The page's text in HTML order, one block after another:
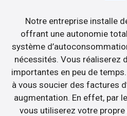
Notre entreprise installe
offrant une autonomie
système
nécessités. Vous réaliserez
importantes en peu de
à vous soucier des factures
augmentation. En effet, par
vous utiliserez votre